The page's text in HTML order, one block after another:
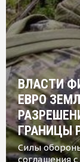
ВЛАСТИ
ЕВРО
ГРАНИЦЫ
Силы
соглашения